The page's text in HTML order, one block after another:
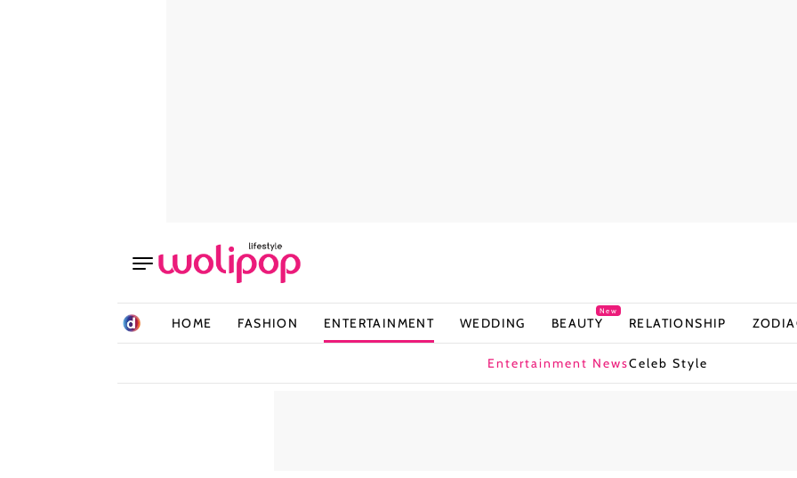
HOME FASHION ENTERTAINMENT WEDDING BEAUTY
New
RELATIONSHIP
Entertainment NewsCeleb Style